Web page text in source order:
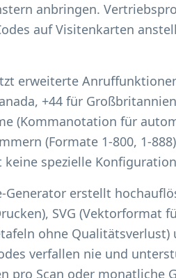
anbringen.
auf Visitenkarten
erweiterte
+44 für
(Kommanotation für
(Formate 1-800, 1-
spezielle
Generator erstellt
SVG (Vektorformat
ohne Qualitätsverlust)
verfallen nie und
pro Scan oder monatliche